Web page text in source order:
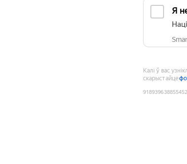
Я
Калі ў вас
скарыстайце